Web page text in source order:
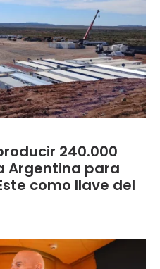
240.000
Argentina para
como llave del